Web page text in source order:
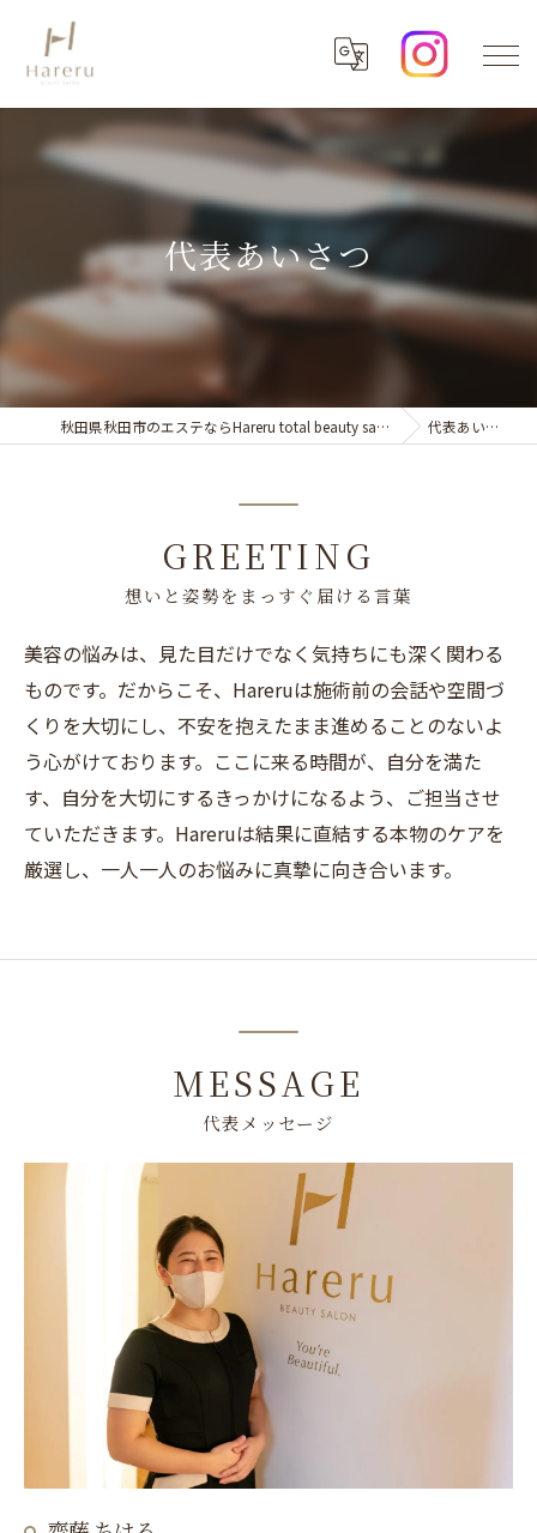
代表あいさつ
秋田県秋田市のエステならHareru total beauty salon 代表あいさつ
想いと姿勢をまっすぐ届ける言葉
GREETING
美容の悩みは、見た目だけでなく気持ちにも深く関わる
ものです。だからこそ、Hareruは施術前の会話や空間づ
くりを大切にし、不安を抱えたまま進めることのないよ
う心がけております。ここに来る時間が、自分を満た
す、自分を大切にするきっかけになるよう、ご担当させ
ていただきます。Hareruは結果に直結する本物のケアを
厳選し、一人一人のお悩みに真摯に向き合います。
代表メッセージ
MESSAGE